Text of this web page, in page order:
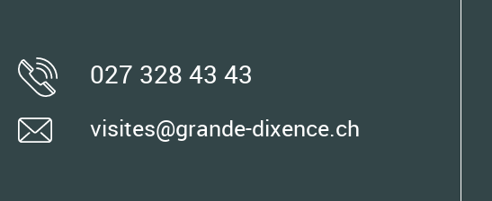
027 328 43 43
visites@grande-dixence.ch